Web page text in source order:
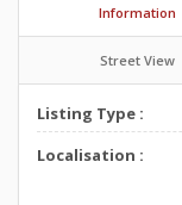
Information
Street View
Listing Type :
Localisation :